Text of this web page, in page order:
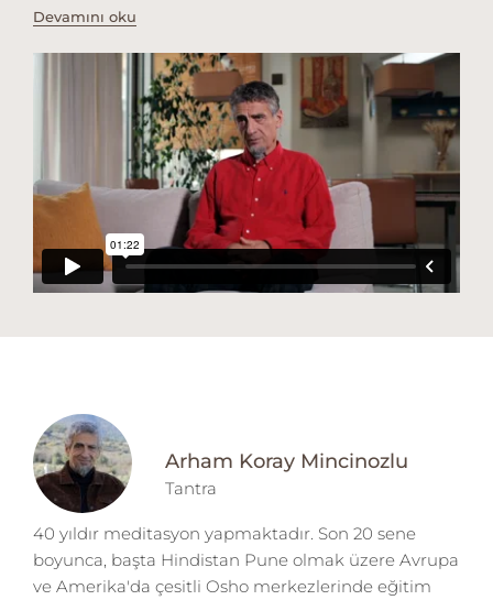
AŞK’ı ve coşkuyu getirir. Bu coşkun enerjinin
ilişkini daha da derinleştirir, geliştirir. Tantra,
günümüzde, özellikle batıda cinsel teknikler olarak
yanlış yorumlanmaktadır. Cinsel enerji tantrada
kullanılır ama asıl gaye AŞK, VECD, SAADET gibi
duyguları geliştirmektir, cinsellik değil.
Devamını oku
Arham Koray Mincinozlu
Tantra
40 yıldır meditasyon yapmaktadır. Son 20 sene
boyunca, başta Hindistan Pune olmak üzere Avrupa
ve Amerika'da çesitli Osho merkezlerinde eğitim